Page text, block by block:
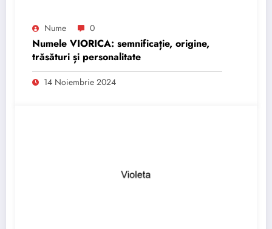
Nume 0
Numele VIORICA: semnificație, origine,
trăsături și personalitate
14 Noiembrie 2024